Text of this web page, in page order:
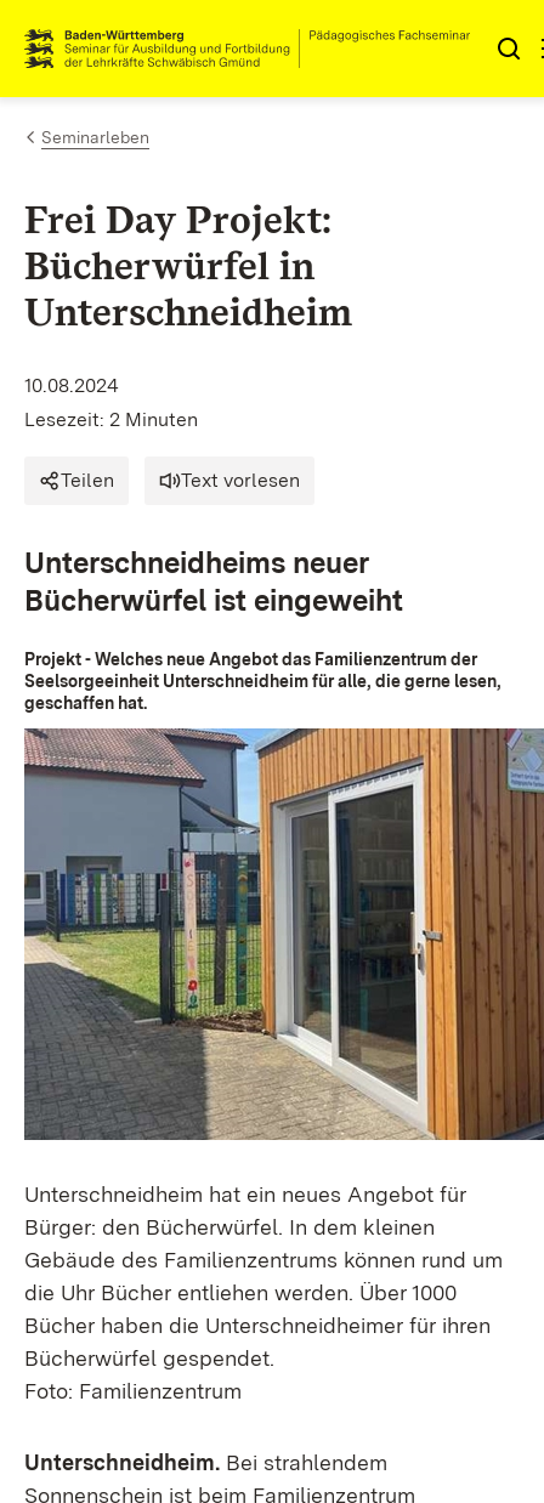
Zum Inhalt springen
Link zur Startseite
Seminarleben
Frei Day Projekt:
Bücherwürfel in
Unterschneidheim
10.08.2024
Lesezeit: 2 Minuten
Teilen Text vorlesen
Unterschneidheims neuer
Bücherwürfel ist eingeweiht
Projekt - Welches neue Angebot das Familienzentrum der
Seelsorgeeinheit Unterschneidheim für alle, die gerne lesen,
geschaffen hat.
Unterschneidheim hat ein neues Angebot für
Bürger: den Bücherwürfel. In dem kleinen
Gebäude des Familienzentrums können rund um
die Uhr Bücher entliehen werden. Über 1000
Bücher haben die Unterschneidheimer für ihren
Bücherwürfel gespendet.
Foto: Familienzentrum
Unterschneidheim. Bei strahlendem
Sonnenschein ist beim Familienzentrum